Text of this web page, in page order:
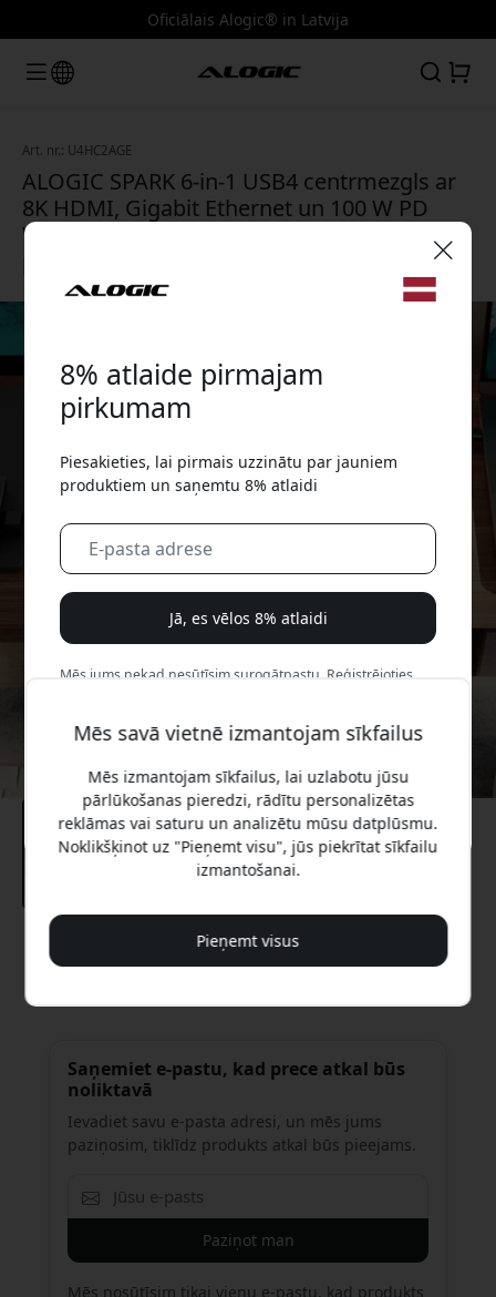
Oficiālais Alogic® in Latvija
Art. nr.: U4HC2AGE
ALOGIC SPARK 6-in-1 USB4 centrmezgls ar
8K HDMI, Gigabit Ethernet un 100 W PD
Windows, Mac un ChromeOS - Kosmosa
Ieteicamā cena
169.99 EUR
Saņemiet e-pastu, kad prece atkal būs
noliktavā
Ievadiet savu e-pasta adresi, un mēs jums
paziņosim, tiklīdz produkts atkal būs pieejams.
Paziņot man
Mēs nosūtīsim tikai vienu e-pastu, kad produkts
Mēs savā vietnē izmantojam sīkfailus
Mēs izmantojam sīkfailus, lai uzlabotu jūsu
pārlūkošanas pieredzi, rādītu personalizētas
reklāmas vai saturu un analizētu mūsu datplūsmu.
Noklikšķinot uz "Pieņemt visu", jūs piekrītat sīkfailu
izmantošanai.
Pieņemt visus
8% atlaide pirmajam
pirkumam
Piesakieties, lai pirmais uzzinātu par jauniem
produktiem un saņemtu 8% atlaidi
Jā, es vēlos 8% atlaidi
Mēs jums nekad nesūtīsim surogātpastu. Reģistrējoties,
izglītojošām sērijām un īpašiem piedāvājumiem.
Nē, es labāk maksātu pilnu cenu.
🎉 Jūsu atlaižu kods:
Izmantojiet šo kodu, veicot pasūtījumu, lai
saņemtu 8% atlaidi.